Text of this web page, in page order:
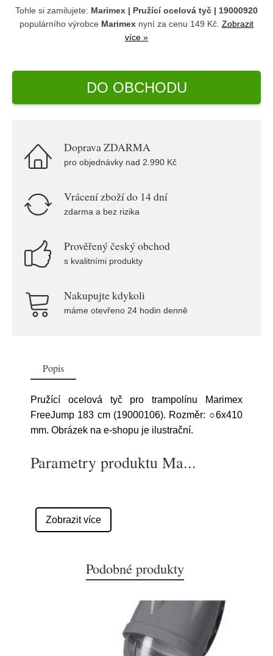
Tohle si zamilujete: Marimex | Pružící ocelová tyč | 19000920
populárního výrobce Marimex nyní za cenu 149 Kč. Zobrazit
více »
DO OBCHODU
Doprava ZDARMA
pro objednávky nad 2.990 Kč
Vrácení zboží do 14 dní
zdarma a bez rizika
Prověřený český obchod
s kvalitními produkty
Nakupujte kdykoli
máme otevřeno 24 hodin denně
Popis
Pružící ocelová tyč pro trampolínu Marimex
FreeJump 183 cm (19000106). Rozměr: ○6x410
mm. Obrázek na e-shopu je ilustrační.
Parametry produktu Ma...
Zobrazit více
Podobné produkty